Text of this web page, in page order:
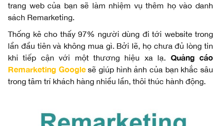
trang web của bạn sẽ làm nhiệm vụ thêm họ vào danh
sách Remarketing.
Thống kê cho thấy 97% người dùng đi tới website trong
lần đầu tiên và không mua gì. Bởi lẽ, họ chưa đủ lòng tin
khi tiếp cận với một thương hiệu xa lạ. Quảng cáo
Remarketing Googlesẽ giúp hình ảnh của bạn khắc sâu
trong tâm trí khách hàng nhiều lần, thôi thúc hành động.